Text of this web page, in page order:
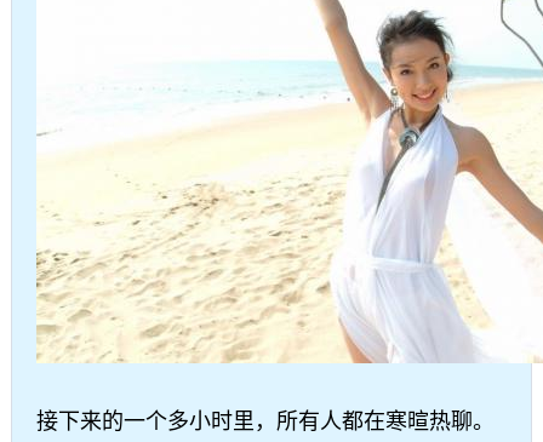
接下来的一个多小时里，所有人都在寒暄热聊。